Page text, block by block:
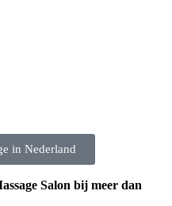
in Nederland
Salon bij meer dan